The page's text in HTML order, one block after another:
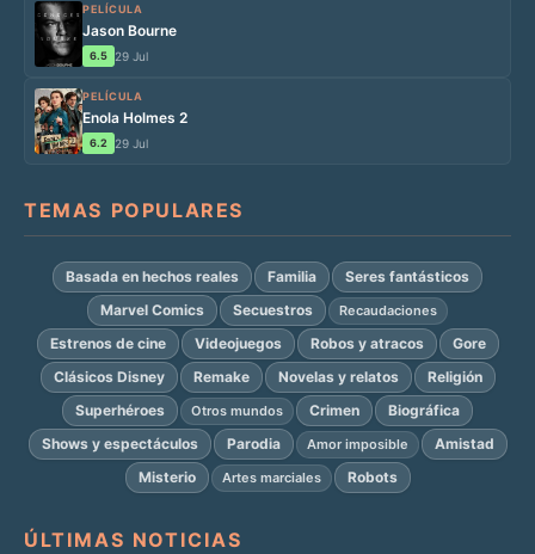
PELÍCULA
Jason Bourne
6.5 29 Jul
PELÍCULA
Enola Holmes 2
6.2 29 Jul
TEMAS POPULARES
Basada en hechos reales Familia
Seres fantásticos
Marvel Comics
Secuestros Recaudaciones
Estrenos de cine Videojuegos Robos y atracos
Gore
Clásicos Disney
Remake Novelas y relatos
Religión
Superhéroes
Otros mundos Crimen
Biográfica
Shows y espectáculos
Parodia Amor imposible
Amistad
Misterio
Artes marciales Robots
ÚLTIMAS NOTICIAS